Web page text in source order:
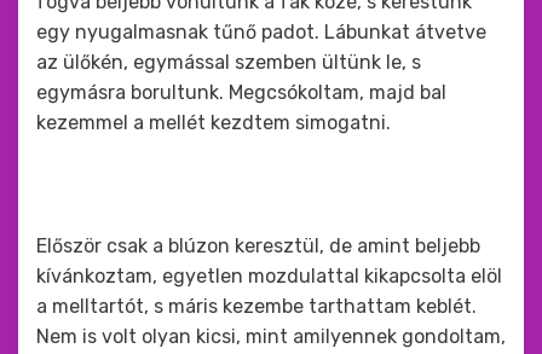
egy nyugalmasnak tűnő padot. Lábunkat átvetve
az ülőkén, egymással szemben ültünk le, s
egymásra borultunk. Megcsókoltam, majd bal
kezemmel a mellét kezdtem simogatni.
Először csak a blúzon keresztül, de amint beljebb
kívánkoztam, egyetlen mozdulattal kikapcsolta elöl
a melltartót, s máris kezembe tarthattam keblét.
Nem is volt olyan kicsi, mint amilyennek gondoltam,